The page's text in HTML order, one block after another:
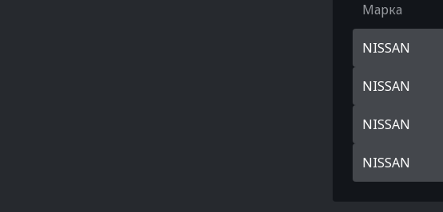
Марка
NISSAN
NISSAN
NISSAN
NISSAN